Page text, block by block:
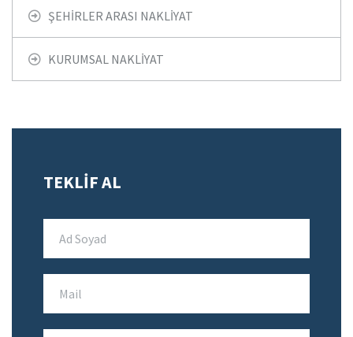
ŞEHIRLER ARASI NAKLIYAT
KURUMSAL NAKLIYAT
TEKLİF AL